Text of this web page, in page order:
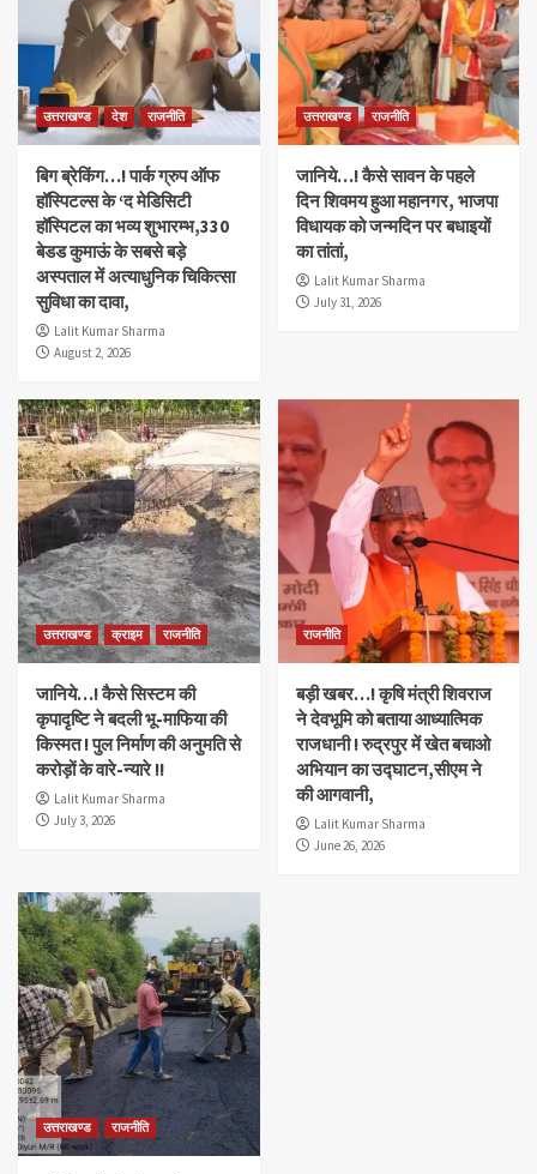
उत्तराखण्ड देश राजनीति
बिग ब्रेकिंग…! पार्क ग्रुप ऑफ
हॉस्पिटल्स के ‘द मेडिसिटी
हॉस्पिटल का भव्य शुभारम्भ,330
बेडड कुमाऊं के सबसे बड़े
अस्पताल में अत्याधुनिक चिकित्सा
सुविधा का दावा,
Lalit Kumar Sharma
August 2, 2026
उत्तराखण्ड राजनीति
जानिये…! कैसे सावन के पहले
दिन शिवमय हुआ महानगर, भाजपा
विधायक को जन्मदिन पर बधाइयों
का तांतां,
Lalit Kumar Sharma
July 31, 2026
उत्तराखण्ड क्राइम राजनीति
जानिये…! कैसे सिस्टम की
कृपादृष्टि ने बदली भू-माफिया की
किस्मत ! पुल निर्माण की अनुमति से
करोड़ों के वारे-न्यारे !!
Lalit Kumar Sharma
July 3, 2026
राजनीति
बड़ी खबर…! कृषि मंत्री शिवराज
ने देवभूमि को बताया आध्यात्मिक
राजधानी ! रुद्रपुर में खेत बचाओ
अभियान का उद्घाटन,सीएम ने
की आगवानी,
Lalit Kumar Sharma
June 26, 2026
उत्तराखण्ड राजनीति